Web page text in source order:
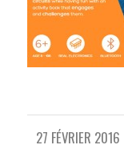
27 FÉVRIER 2016
/